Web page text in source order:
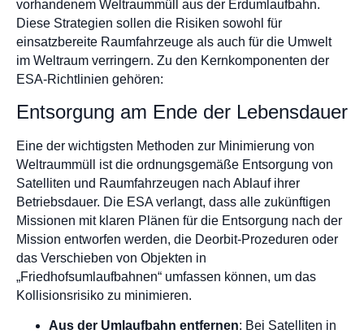
vorhandenem Weltraummüll aus der Erdumlaufbahn.
Diese Strategien sollen die Risiken sowohl für
einsatzbereite Raumfahrzeuge als auch für die Umwelt
im Weltraum verringern. Zu den Kernkomponenten der
ESA-Richtlinien gehören:
Entsorgung am Ende der Lebensdauer
Eine der wichtigsten Methoden zur Minimierung von
Weltraummüll ist die ordnungsgemäße Entsorgung von
Satelliten und Raumfahrzeugen nach Ablauf ihrer
Betriebsdauer. Die ESA verlangt, dass alle zukünftigen
Missionen mit klaren Plänen für die Entsorgung nach der
Mission entworfen werden, die Deorbit-Prozeduren oder
das Verschieben von Objekten in
„Friedhofsumlaufbahnen“ umfassen können, um das
Kollisionsrisiko zu minimieren.
Aus der Umlaufbahn entfernen: Bei Satelliten in